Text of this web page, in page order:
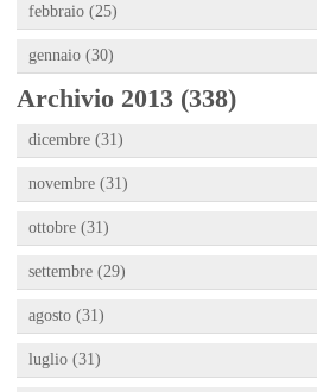
febbraio (25)
gennaio (30)
Archivio 2013 (338)
dicembre (31)
novembre (31)
ottobre (31)
settembre (29)
agosto (31)
luglio (31)